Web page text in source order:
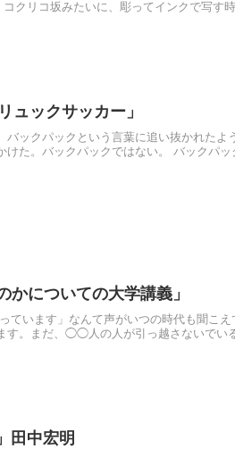
クリコ坂みたいに、彫ってインクで写す
ュックサッカー」
ックパックという言葉に追い抜かれたよ
た。バックパックではない。 バックパッ
かについての大学講義」
います」なんて声がいつの時代も聞こえ
す。まだ、◯◯人の人が引っ越さないでい
田中宏明